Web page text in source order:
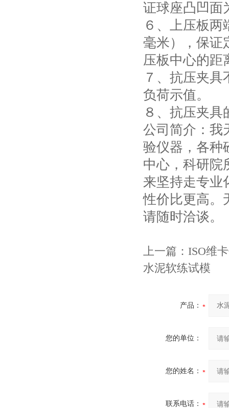
证球座凸凹面
６、上压板
毫米），保证
压板中心的距
７、抗压夹
负荷示值。
８、抗压夹
公司简介：我
验仪器，各种
中心，科研院
来坚持走专业
性价比更高。
请随时洽谈。
上一篇： ISO维
水泥软练试模
产品：
您的单位：
您的姓名：
联系电话：